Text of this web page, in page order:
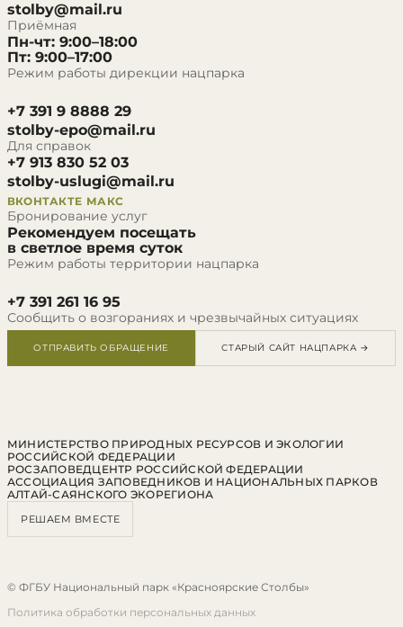
stolby@mail.ru
Приёмная
Пн-чт: 9:00–18:00
Пт: 9:00–17:00
Режим работы дирекции нацпарка
+7 391 9 8888 29
stolby-epo@mail.ru
Для справок
+7 913 830 52 03
stolby-uslugi@mail.ru
ВКОНТАКТЕ МАКС
Бронирование услуг
Рекомендуем посещать
в светлое время суток
Режим работы территории нацпарка
+7 391 261 16 95
Сообщить о возгораниях и чрезвычайных ситуациях
ОТПРАВИТЬ ОБРАЩЕНИЕ СТАРЫЙ САЙТ НАЦПАРКА →
МИНИСТЕРСТВО ПРИРОДНЫХ РЕСУРСОВ И ЭКОЛОГИИ
РОССИЙСКОЙ ФЕДЕРАЦИИ
РОСЗАПОВЕДЦЕНТР РОССИЙСКОЙ ФЕДЕРАЦИИ
АССОЦИАЦИЯ ЗАПОВЕДНИКОВ И НАЦИОНАЛЬНЫХ ПАРКОВ
АЛТАЙ-САЯНСКОГО ЭКОРЕГИОНА
РЕШАЕМ ВМЕСТЕ
© ФГБУ Национальный парк «Красноярские Столбы»
Политика обработки персональных данных